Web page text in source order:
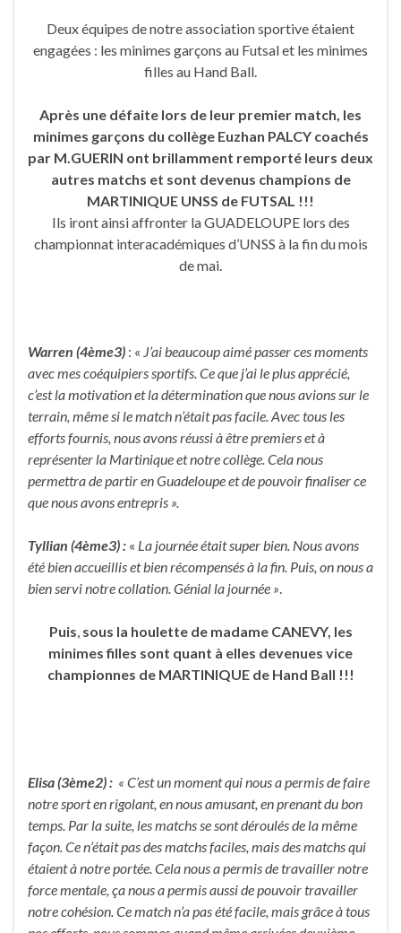
Deux équipes de notre association sportive étaient
engagées : les minimes garçons au Futsal et les minimes
filles au Hand Ball.
Après une défaite lors de leur premier match, les
minimes garçons du collège Euzhan PALCY coachés
par M.GUERIN ont brillamment remporté leurs deux
autres matchs et sont devenus champions de
MARTINIQUE UNSS de FUTSAL !!!
Ils iront ainsi affronter la GUADELOUPE lors des
championnat interacadémiques d’UNSS à la fin du mois
de mai.
Warren (4ème3) : « J’ai beaucoup aimé passer ces moments
avec mes coéquipiers sportifs. Ce que j’ai le plus apprécié,
c’est la motivation et la détermination que nous avions sur le
terrain, même si le match n’était pas facile. Avec tous les
efforts fournis, nous avons réussi à être premiers et à
représenter la Martinique et notre collège. Cela nous
permettra de partir en Guadeloupe et de pouvoir finaliser ce
que nous avons entrepris ».
Tyllian (4ème3) : « La journée était super bien. Nous avons
été bien accueillis et bien récompensés à la fin. Puis, on nous a
bien servi notre collation. Génial la journée ».
Puis, sous la houlette de madame CANEVY, les
minimes filles sont quant à elles devenues vice
championnes de MARTINIQUE de Hand Ball !!!
Elisa (3ème2) : « C’est un moment qui nous a permis de faire
notre sport en rigolant, en nous amusant, en prenant du bon
temps. Par la suite, les matchs se sont déroulés de la même
façon. Ce n’était pas des matchs faciles, mais des matchs qui
étaient à notre portée. Cela nous a permis de travailler notre
force mentale, ça nous a permis aussi de pouvoir travailler
notre cohésion. Ce match n’a pas été facile, mais grâce à tous